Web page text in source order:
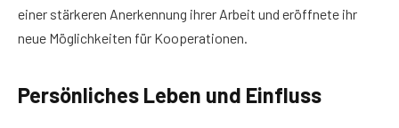
einer stärkeren Anerkennung ihrer Arbeit und eröffnete ihr
neue Möglichkeiten für Kooperationen.
Persönliches Leben und Einfluss